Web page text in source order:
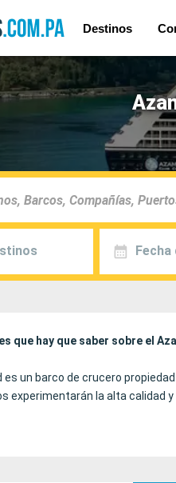
Destinos
Fecha
que hay que saber sobre el
es un barco de crucero
experimentarán la alta calidad